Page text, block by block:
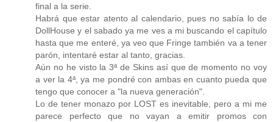
final a la serie.
Habrá que estar atento al calendario, pues no sabía lo de
DollHouse y el sabado ya me ves a mi buscando el capítulo
hasta que me enteré, ya veo que Fringe también va a tener
parón, intentaré estar al tanto, gracias.
Aún no he visto la 3ª de Skins así que de momento no voy
a ver la 4ª, ya me pondré con ambas en cuanto pueda que
tengo que conocer a "la nueva generación".
Lo de tener monazo por LOST es inevitable, pero a mi me
parece perfecto que no vayan a emitir promos con